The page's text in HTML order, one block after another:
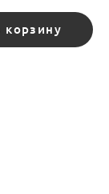
корзину